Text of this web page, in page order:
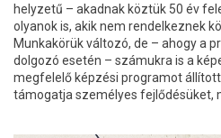
helyzetű – akadnak köztük 50 év
olyanok is, akik nem rendelkeznek
Munkakörük változó, de – ahogy a
dolgozó esetén – számukra is a
megfelelő képzési programot
támogatja személyes fejlődésüket,